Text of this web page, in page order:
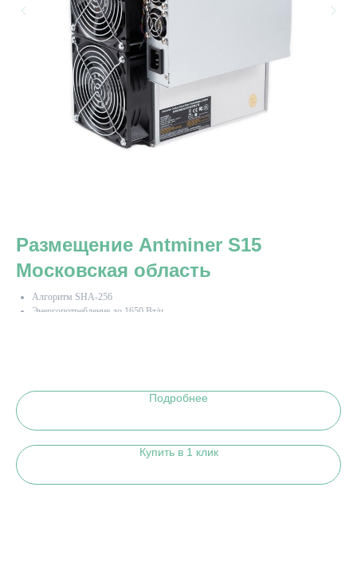
Размещение Antminer S15
Московская область
Алгоритм SHA-256
Энергопотребление до 1650 Вт/ч
Подробнее
Купить в 1 клик